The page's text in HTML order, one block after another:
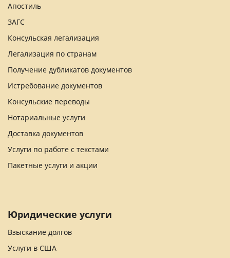
Апостиль
ЗАГС
Консульская легализация
Легализация по странам
Получение дубликатов документов
Истребование документов
Консульские переводы
Нотариальные услуги
Доставка документов
Услуги по работе с текстами
Пакетные услуги и акции
Юридические услуги
Взыскание долгов
Услуги в США